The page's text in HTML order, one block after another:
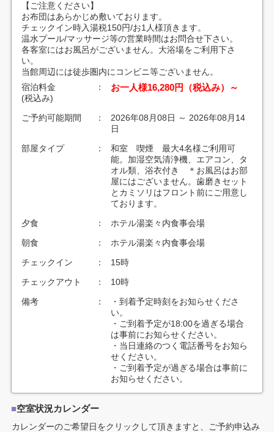
【ご注意ください】
お布団はあらかじめ敷いております。
チェックイン時入湯税150円/お1人様頂きます。
温水プール/マッサージ等の営業時間はお問合せ下さい。
各客室にはお風呂がございません。大浴場をご利用下さ
い。
当館周辺には徒歩圏内にコンビニ等ございません。
宿泊料金
(税込み)
： お一人様16,280円（税込み）～
ご予約可能期間 ：
2026年08月08日 ～ 2026年08月14
日
部屋タイプ
：
和室 喫煙 最大4名様ご利用可
能。加湿空気清浄機、エアコン、タ
オル類、浴衣付き ＊お風呂はお部
屋にはございません。歯磨きセット
とカミソリはフロント前にご用意し
ております。
夕食
：
ホテル湯楽々内食事会場
朝食
：
ホテル湯楽々内食事会場
チェックイン
：
15時
チェックアウト
：
10時
備考
：
・到着予定時刻をお知らせくださ
い。
・ご到着予定が18:00を過ぎる場合
は事前にお知らせください。
・当日連絡のつく電話番号をお知ら
せください。
・ご到着予定が過ぎる場合は事前に
お知らせください。
■空室状況カレンダー
カレンダーのご希望日をクリックして頂きますと、ご予約申込み